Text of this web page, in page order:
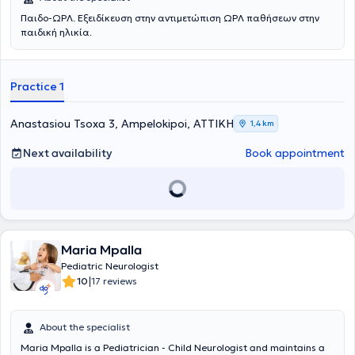
Παιδο-ΩΡΛ. Εξειδίκευση στην αντιμετώπιση ΩΡΛ παθήσεων στην
παιδική ηλικία.
Practice 1
Anastasiou Tsoxa 3, Ampelokipoi, ΑΤΤΙΚΗ 1,4 km
Next availability Book appointment
Maria Mpalla
Pediatric Neurologist
10|17 reviews
About the specialist
Maria Mpalla is a Pediatrician - Child Neurologist and maintains a